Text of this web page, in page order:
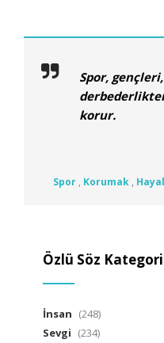
Spor,
korur.
Spor , Korumak ,
Özlü Söz
İnsan (248)
Sevgi (234)